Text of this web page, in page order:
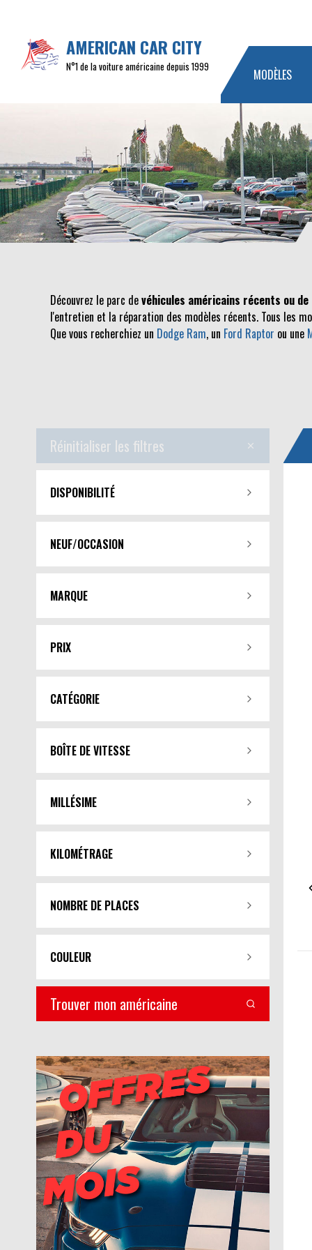
AMERICAN CAR CITY
N°1 de la voiture américaine depuis 1999 MODÈLES
Découvrez le parc devéhicules américains récents ou
l'entretien et la réparation des modèles récents. Tous les
Que vous recherchiez un Dodge Ram, un Ford Raptor ou une
Réinitialiser les filtres
DISPONIBILITÉ
NEUF/OCCASION
MARQUE
PRIX
CATÉGORIE
BOÎTE DE VITESSE
MILLÉSIME
KILOMÉTRAGE
NOMBRE DE PLACES
COULEUR
Trouver mon américaine